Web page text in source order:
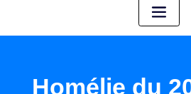
Homélie du